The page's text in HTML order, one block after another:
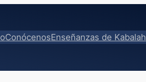
ConócenosEnseñanzas de Kabalah